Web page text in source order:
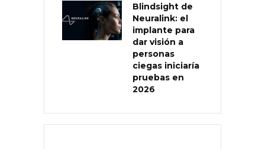
Blindsight de
Neuralink: el
implante para
dar visión a
personas
ciegas iniciaría
pruebas en
2026